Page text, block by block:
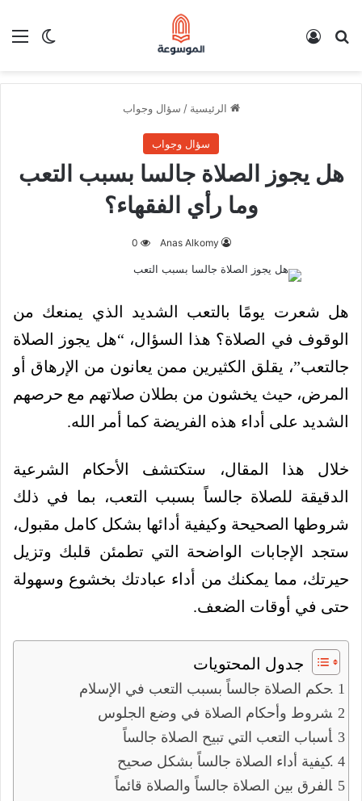
الوضع بحث عن
الرئيسية / سؤال وجواب
سؤال وجواب
هل يجوز الصلاة جالسا بسبب التعب
وما رأي الفقهاء؟
Anas Alkomy
0
هل شعرت يومًا بالتعب الشديد الذي يمنعك من
الوقوف في الصلاة؟ هذا السؤال، “هل يجوز الصلاة
جالتعب”، يقلق الكثيرين ممن يعانون من الإرهاق أو
المرض، حيث يخشون من بطلان صلاتهم مع حرصهم
الشديد على أداء هذه الفريضة كما أمر الله.
خلال هذا المقال، ستكتشف الأحكام الشرعية
الدقيقة للصلاة جالساً بسبب التعب، بما في ذلك
شروطها الصحيحة وكيفية أدائها بشكل كامل مقبول،
ستجد الإجابات الواضحة التي تطمئن قلبك وتزيل
حيرتك، مما يمكنك من أداء عبادتك بخشوع وسهولة
حتى في أوقات الضعف.
جدول المحتويات
حكم الصلاة جالساً بسبب التعب في الإسلام
شروط وأحكام الصلاة في وضع الجلوس
أسباب التعب التي تبيح الصلاة جالساً
كيفية أداء الصلاة جالساً بشكل صحيح
الفرق بين الصلاة جالساً والصلاة قائماً